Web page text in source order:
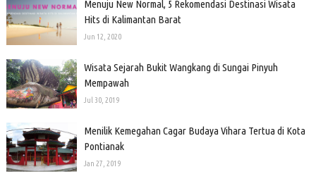
Menuju New Normal, 5 Rekomendasi Destinasi Wisata
Hits di Kalimantan Barat
Jun 12, 2020
Wisata Sejarah Bukit Wangkang di Sungai Pinyuh
Mempawah
Jul 30, 2019
Menilik Kemegahan Cagar Budaya Vihara Tertua di Kota
Pontianak
Jan 27, 2019